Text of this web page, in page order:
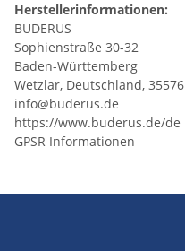
Herstellerinformationen:
BUDERUS
Sophienstraße 30-32
Baden-Württemberg
Wetzlar, Deutschland, 35576
info@buderus.de
https://www.buderus.de/de
GPSR Informationen